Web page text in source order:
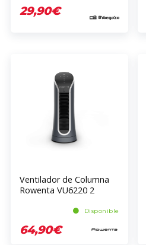
29,90€
Ventilador de Columna
Rowenta VU6220 2
Disponible
64,90€